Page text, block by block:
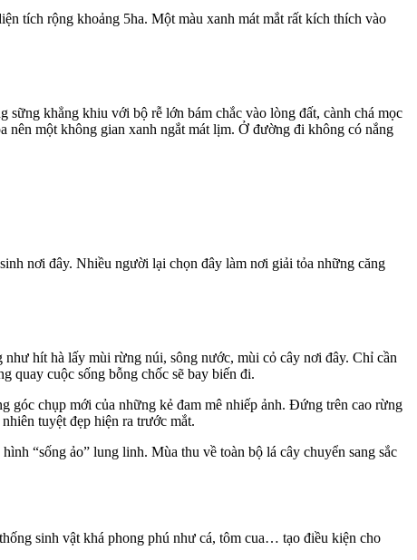
tích rộng khoảng 5ha. Một màu xanh mát mắt rất kích thích vào
khẳng khiu với bộ rễ lớn bám chắc vào lòng đất, cành chá mọc
nên một không gian xanh ngắt mát lịm. Ở đường đi không có nắng
nơi đây. Nhiều người lại chọn đây làm nơi giải tỏa những căng
hít hà lấy mùi rừng núi, sông nước, mùi cỏ cây nơi đây. Chỉ cần
quay cuộc sống bỗng chốc sẽ bay biến đi.
góc chụp mới của những kẻ đam mê nhiếp ảnh. Đứng trên cao rừng
tuyệt đẹp hiện ra trước mắt.
“sống ảo” lung linh. Mùa thu về toàn bộ lá cây chuyển sang sắc
sinh vật khá phong phú như cá, tôm cua… tạo điều kiện cho